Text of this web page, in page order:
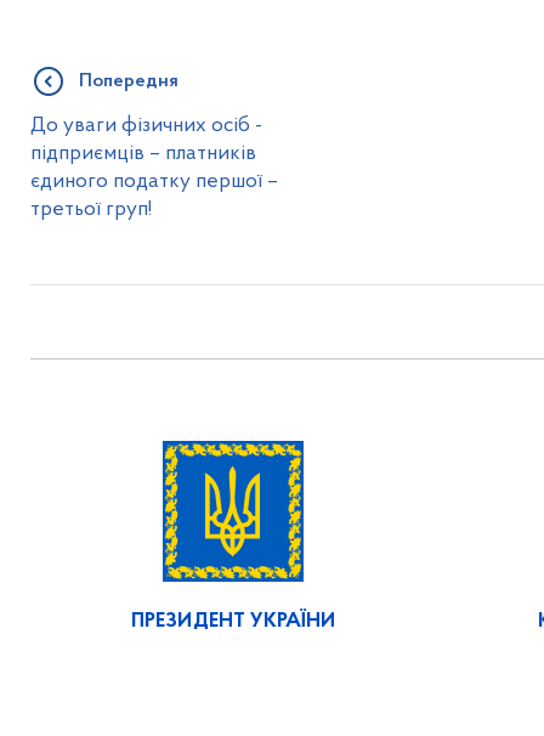
Попередня
До уваги фізичних осіб -
підприємців – платників
єдиного податку першої –
третьої груп!
ПРЕЗИДЕНТ УКРАЇНИ